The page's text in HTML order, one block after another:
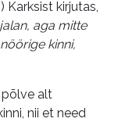
Karksist kirjutas,
aga mitte
kinni,
põlve alt
nii et need